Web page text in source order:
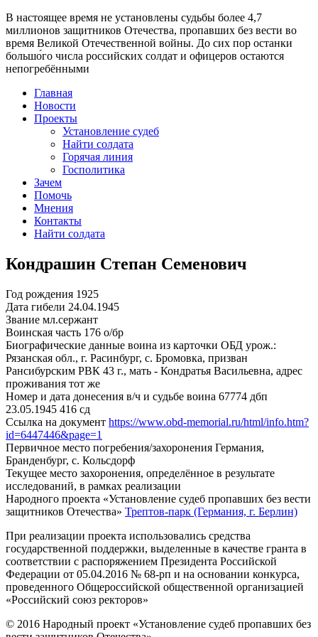
В настоящее время не установлены судьбы более 4,7
миллионов защитников Отечества, пропавших без вести во
время Великой Отечественной войны. До сих пор останки
большо́го числа российских солдат и офицеров остаются
непогребёнными
Главная
Новости
Проекты
Установление судеб
Найти солдата
Горячая линия
Госполитика
Зачем
Помочь
Мнения
Контакты
Найти солдата
Кондрашин Степан Семенович
Год рождения 1925
Дата гибели 24.04.1945
Звание мл.сержант
Воинская часть 176 о/бр
Биографические данные воина из карточки ОБД урож.:
Рязанская обл., г. Расинбург, с. Бромовка, призван
Рансибурским РВК 43 г., мать - Кондратья Васильевна, адрес
проживания тот же
Номер и дата донесения в/ч и судьбе воина 67774 дбп
23.05.1945 416 сд
Ссылка на документ https://www.obd-memorial.ru/html/info.htm?
id=6447446&page=1
Первичное место погребения/захоронения Германия,
Бранденбург, с. Кольсдорф
Текущее место захоронения, определённое в результате
исследований, в рамках реализации
Народного проекта «Установление судеб пропавших без вести
защитников Отечества» Трептов-парк (Германия, г. Берлин)
При реализации проекта использовались средства
государственной поддержки, выделенные в качестве гранта в
соответствии с распоряжением Президента Российской
Федерации от 05.04.2016 № 68-рп и на основании конкурса,
проведенного Общероссийской общественной организацией
«Российский союз ректоров»
© 2016 Народный проект «Установление судеб пропавших без